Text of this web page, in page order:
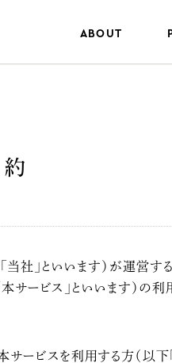
ABOUT
社」といいます）が運営す
サービス」といいます）の
ービスを利用する方（以下